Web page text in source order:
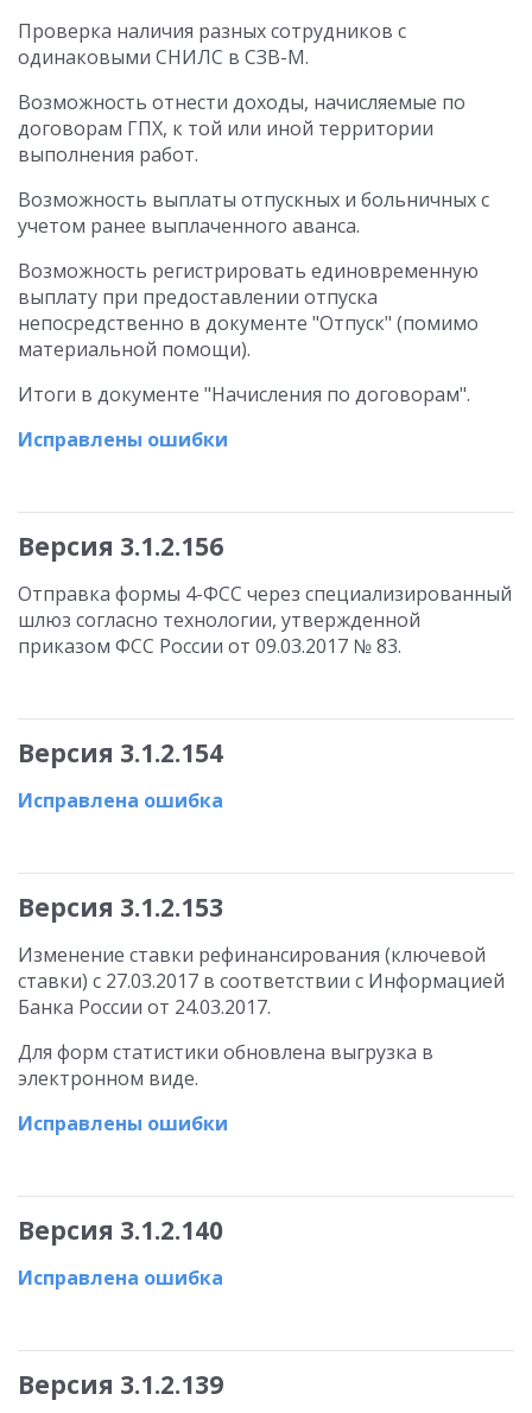
Проверка наличия разных сотрудников с
одинаковыми СНИЛС в СЗВ-М.
Возможность отнести доходы, начисляемые по
договорам ГПХ, к той или иной территории
выполнения работ.
Возможность выплаты отпускных и больничных с
учетом ранее выплаченного аванса.
Возможность регистрировать единовременную
выплату при предоставлении отпуска
непосредственно в документе "Отпуск" (помимо
материальной помощи).
Итоги в документе "Начисления по договорам".
Исправлены ошибки
Версия 3.1.2.156
Отправка формы 4-ФСС через специализированный
шлюз согласно технологии, утвержденной
приказом ФСС России от 09.03.2017 № 83.
Версия 3.1.2.154
Исправлена ошибка
Версия 3.1.2.153
Изменение ставки рефинансирования (ключевой
ставки) с 27.03.2017 в соответствии с Информацией
Банка России от 24.03.2017.
Для форм статистики обновлена выгрузка в
электронном виде.
Исправлены ошибки
Версия 3.1.2.140
Исправлена ошибка
Версия 3.1.2.139